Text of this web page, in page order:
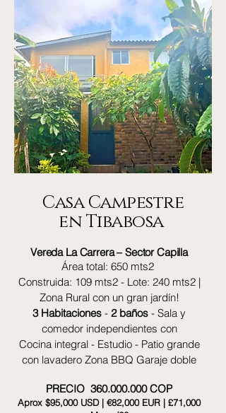
Casa Campestre
en Tibabosa
Vereda La Carrera – Sector Capilla
Área total: 650 mts2
Construida: 109 mts2 - Lote: 240 mts2 |
Zona Rural con un gran jardín!
3 Habitaciones - 2 baños - Sala y
comedor independientes con
Cocina integral - Estudio - Patio grande
con lavadero Zona BBQ Garaje doble
PRECIO 360.000.000COP
Aprox $95,000 USD | €82,000 EUR | £71,000